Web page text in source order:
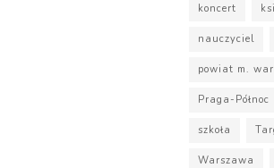
koncert
nauczyciel
powiat m.
Praga-Północ
szkoła
Warszawa